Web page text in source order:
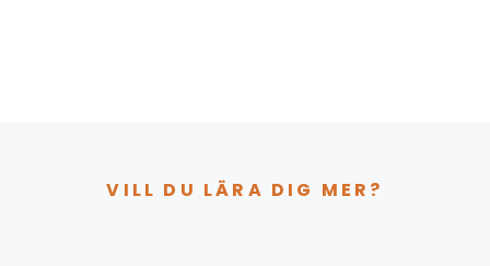
VILL DU LÄRA DIG MER?